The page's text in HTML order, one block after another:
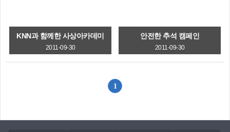
KNN과 함께한 사상아카데미
2011-09-30
안전한 추석 캠페인
2011-09-30
1